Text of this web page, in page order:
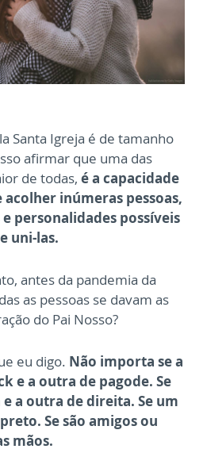
Santa Igreja é de tamanho
afirmar que uma das
de todas, é a capacidade
inúmeras pessoas,
personalidades possíveis
uni-las.
antes da pandemia da
as pessoas se davam as
do Pai Nosso?
eu digo. Não importa se a
e a outra de pagode. Se
a outra de direita. Se um
Se são amigos ou
mãos.